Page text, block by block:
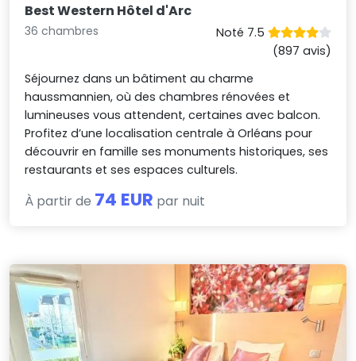
Best Western Hôtel d'Arc
36 chambres
Noté 7.5
(897 avis)
Séjournez dans un bâtiment au charme
haussmannien, où des chambres rénovées et
lumineuses vous attendent, certaines avec balcon.
Profitez d’une localisation centrale à Orléans pour
découvrir en famille ses monuments historiques, ses
restaurants et ses espaces culturels.
À partir de 74 EUR par nuit